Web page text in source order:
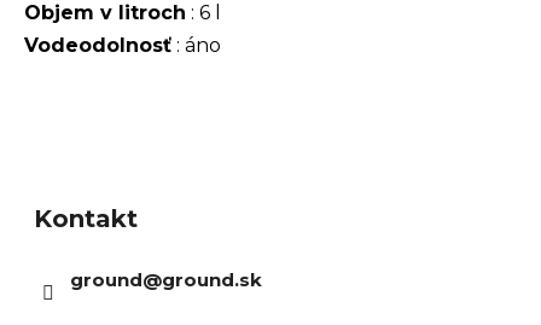
Objem v litroch : 6 l
Vodeodolnosť : áno
Kontakt
ground@ground.sk